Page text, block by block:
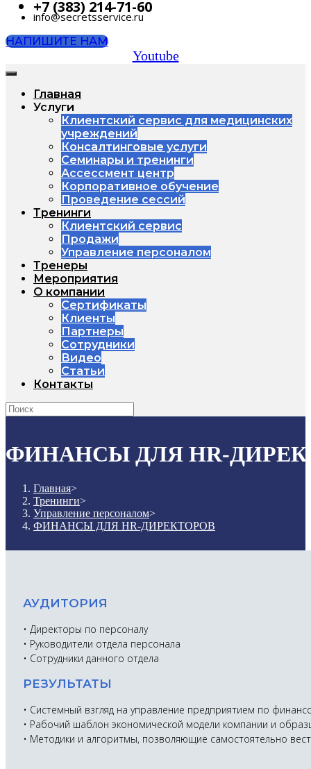
+7 (383) 214-71-60
info@secretsservice.ru
НАПИШИТЕ НАМ
Youtube
Главная
Услуги
Клиентский сервис для медицинских
учреждений
Консалтинговые услуги
Семинары и тренинги
Ассессмент центр
Корпоративное обучение
Проведение сессий
Тренинги
Клиентский сервис
Продажи
Управление персоналом
Тренеры
Мероприятия
О компании
Сертификаты
Клиенты
Партнеры
Сотрудники
Видео
Статьи
Контакты
ФИНАНСЫ ДЛЯ HR-
Главная>
Тренинги>
Управление персоналом>
ФИНАНСЫ ДЛЯ HR-ДИРЕКТОРОВ
АУДИТОРИЯ
• Директоры по персоналу
• Руководители отдела персонала
• Сотрудники данного отдела
РЕЗУЛЬТАТЫ
• Системный взгляд на управление предприятием по
• Рабочий шаблон экономической модели компании и
• Методики и алгоритмы, позволяющие самостоятельно